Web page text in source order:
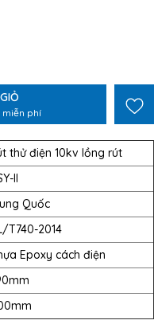
miễn phí
thử điện 10kv lồng rút
II
Quốc
T740-2014
Epoxy cách điện